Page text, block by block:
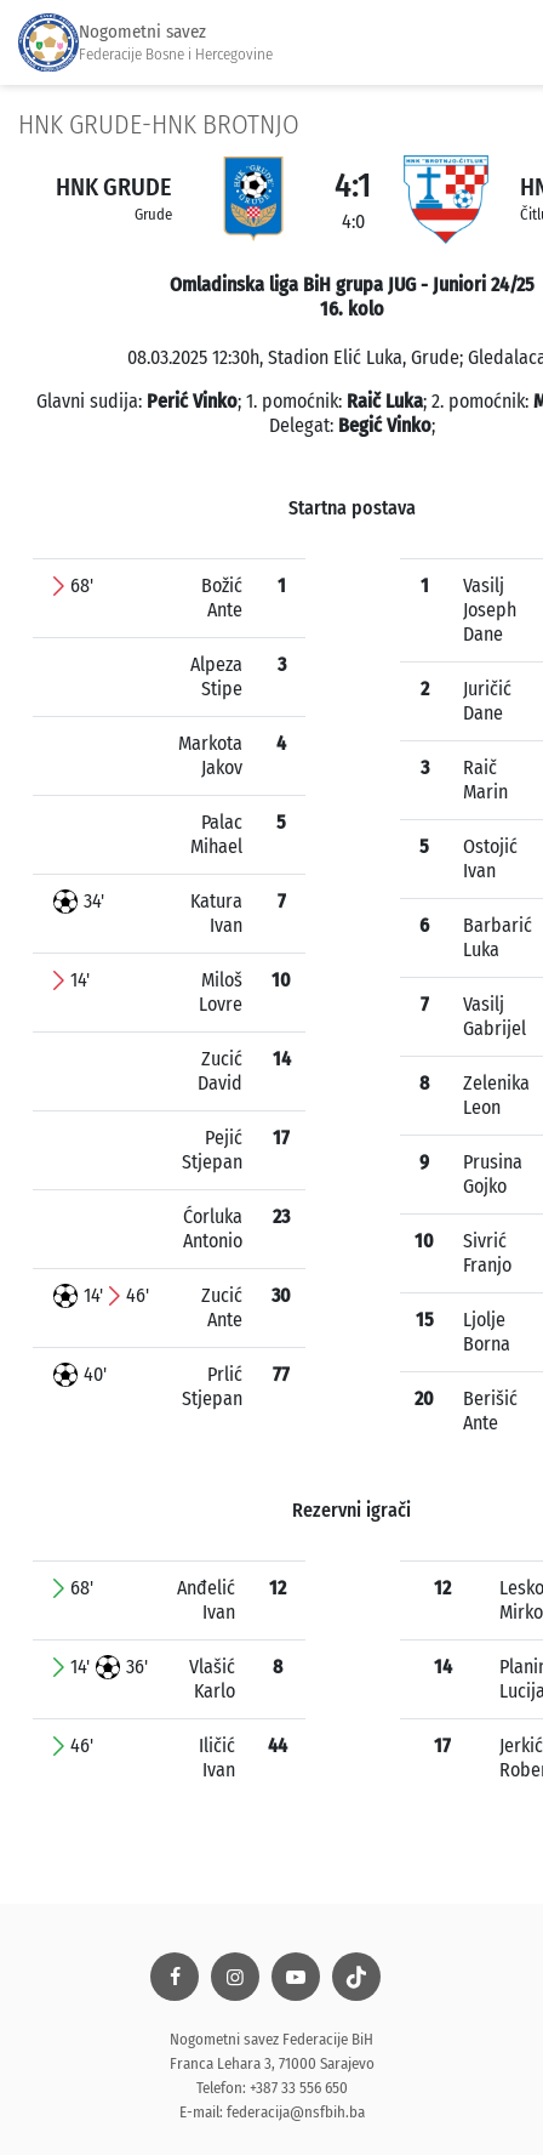
Nogometni savez
Federacije Bosne i Hercegovine
HNK GRUDE-HNK BROTNJO
HNK GRUDE
Grude
4:1
4:0
Omladinska liga BiH grupa JUG - Juniori 24/25
16. kolo
08.03.2025 12:30h, Stadion Elić Luka, Grude;
Glavni sudija: Perić Vinko; 1. pomoćnik: Raič Luka; 2. pomoćnik:
Delegat: Begić Vinko;
Startna postava
68'
Božić
Ante
1
Alpeza
Stipe
3
Markota
Jakov
4
Palac
Mihael
5
34'
Katura
Ivan
7
14'
Miloš
Lovre
10
Zucić
David
14
Pejić
Stjepan
17
Ćorluka
Antonio
23
14' 46'
Zucić
Ante
30
40'
Prlić
Stjepan
77
1
Vasilj
Joseph
Dane
2
Juričić
Dane
3
Raič
Marin
5
Ostojić
Ivan
6
Barbarić
Luka
7
Vasilj
Gabrijel
8
Zelenika
Leon
9
Prusina
Gojko
10
Sivrić
Franjo
15
Ljolje
Borna
20
Berišić
Ante
Rezervni igrači
68'
Anđelić
Ivan
12
14' 36'
Vlašić
Karlo
8
46'
Iličić
Ivan
44
12
Lesko
Mirko
14
17
Jerkić
Nogometni savez Federacije BiH
Franca Lehara 3, 71000 Sarajevo
Telefon: +387 33 556 650
E-mail: federacija@nsfbih.ba